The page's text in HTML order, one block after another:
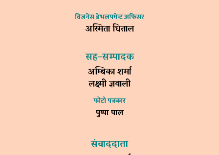
विजनेस डेभलपमेन्ट अफिसर
अस्मिता धिताल
सह–सम्पादक
अम्बिका शर्मा
लक्ष्मी ज्ञवाली
फोटो पत्रकार
पुष्पा पाल
संवाददाता